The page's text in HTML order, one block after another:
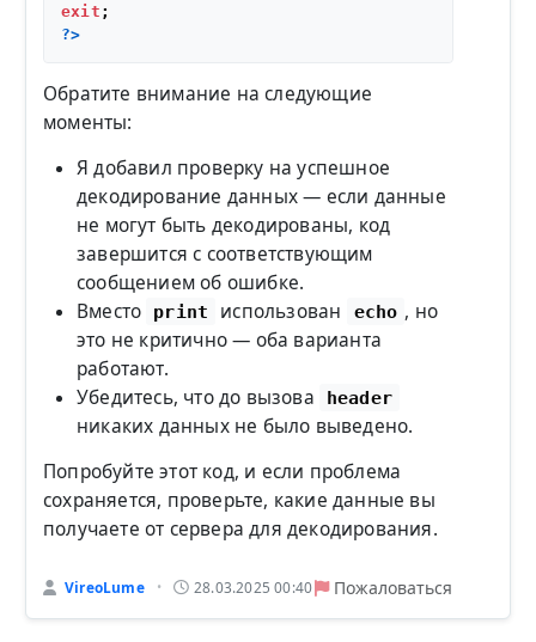
exit
?>
Обратите внимание на следующие
моменты:
Я добавил проверку на успешное
декодирование данных — если данные
не могут быть декодированы, код
завершится с соответствующим
сообщением об ошибке.
Вместо
print использован echo , но
это не критично — оба варианта
работают.
Убедитесь, что до вызова
header
никаких данных не было выведено.
Попробуйте этот код, и если проблема
сохраняется, проверьте, какие данные вы
получаете от сервера для декодирования.
VireoLume • 28.03.2025 00:40 Пожаловаться